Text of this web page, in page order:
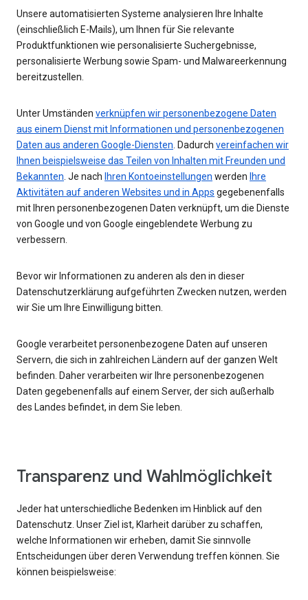
Unsere automatisierten Systeme analysieren Ihre Inhalte
(einschließlich E-Mails), um Ihnen für Sie relevante
Produktfunktionen wie personalisierte Suchergebnisse,
personalisierte Werbung sowie Spam- und Malwareerkennung
bereitzustellen.
Unter Umständen verknüpfen wir personenbezogene Daten
aus einem Dienst mit Informationen und personenbezogenen
Daten aus anderen Google-Diensten. Dadurch vereinfachen wir
Ihnen beispielsweise das Teilen von Inhalten mit Freunden und
Bekannten. Je nach Ihren Kontoeinstellungen werden Ihre
Aktivitäten auf anderen Websites und in Apps gegebenenfalls
mit Ihren personenbezogenen Daten verknüpft, um die Dienste
von Google und von Google eingeblendete Werbung zu
verbessern.
Bevor wir Informationen zu anderen als den in dieser
Datenschutzerklärung aufgeführten Zwecken nutzen, werden
wir Sie um Ihre Einwilligung bitten.
Google verarbeitet personenbezogene Daten auf unseren
Servern, die sich in zahlreichen Ländern auf der ganzen Welt
befinden. Daher verarbeiten wir Ihre personenbezogenen
Daten gegebenenfalls auf einem Server, der sich außerhalb
des Landes befindet, in dem Sie leben.
Transparenz und Wahlmöglichkeit
Jeder hat unterschiedliche Bedenken im Hinblick auf den
Datenschutz. Unser Ziel ist, Klarheit darüber zu schaffen,
welche Informationen wir erheben, damit Sie sinnvolle
Entscheidungen über deren Verwendung treffen können. Sie
können beispielsweise: